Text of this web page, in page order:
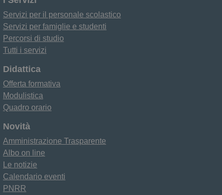
Servizi per il personale scolastico
Servizi per famiglie e studenti
Percorsi di studio
Tutti i servizi
Didattica
Offerta formativa
Modulistica
Quadro orario
Novità
Amministrazione Trasparente
Albo on line
Le notizie
Calendario eventi
PNRR